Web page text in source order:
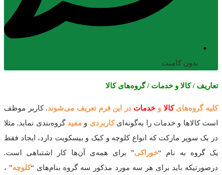
بدون کامنت
تعاریف / کالا و خدمات / گروه‌های کالا
کلیه گروه‌هایکالا و خدمات در این فرم تعریف می‌شوند. کاربر موظف
است کالاها و خدمات را به‌گونه‌ایکاربردی و مفید گروه‌بندی نماید. مثلا
در یک سوپر مارکت که انواع کلوچه و کیک و بیسکویت دارد، ایجاد فقط
یک گروه به نام “خوراکی” برای همه‌ی آن‌ها کار اشتباهی است.
درصورتیکه باید برای هر سه مورد مذکور سه گروه بنام‌های “کلوچه” ،